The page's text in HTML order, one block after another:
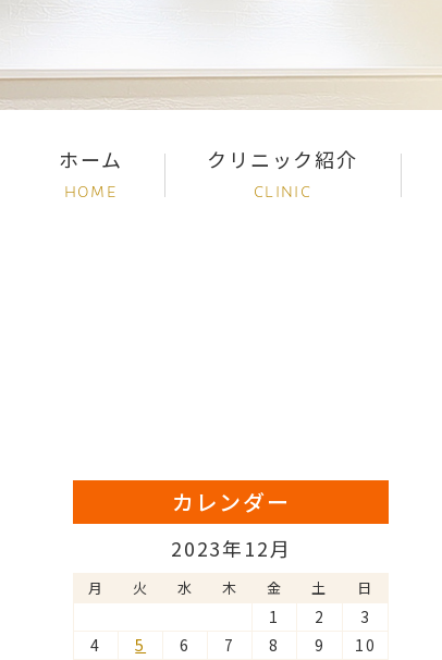
ホーム
HOME
クリニック紹介
CLINIC
カレンダー
2023年12月
月 火 水 木 金 土 日
1 2
3
4
5 6 7 8 9
10